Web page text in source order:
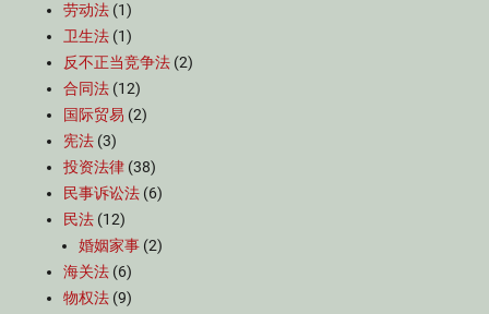
劳动法 (1)
卫生法 (1)
反不正当竞争法 (2)
合同法 (12)
国际贸易 (2)
宪法 (3)
投资法律 (38)
民事诉讼法 (6)
民法 (12)
婚姻家事 (2)
海关法 (6)
物权法 (9)